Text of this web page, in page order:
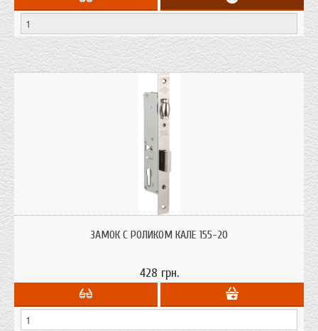
узкопрофильные двери.ЗАМОК С РОЛИКОМ КАЛЕ 155-20
428 грн.